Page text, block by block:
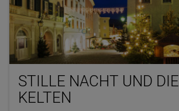
STILLE NACHT UND DIE
KELTEN